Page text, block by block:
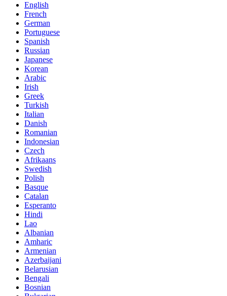
English
French
German
Portuguese
Spanish
Russian
Japanese
Korean
Arabic
Irish
Greek
Turkish
Italian
Danish
Romanian
Indonesian
Czech
Afrikaans
Swedish
Polish
Basque
Catalan
Esperanto
Hindi
Lao
Albanian
Amharic
Armenian
Azerbaijani
Belarusian
Bengali
Bosnian